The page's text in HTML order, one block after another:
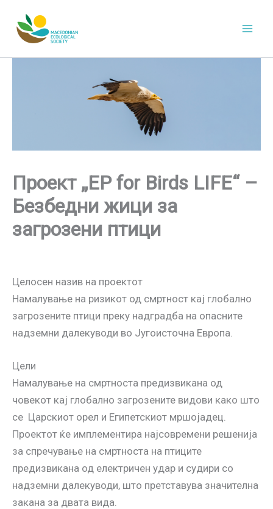
content
Проект „ЕP for Birds LIFE“ –
Безбедни жици за
загрозени птици
Целосен назив на проектот
Намалување на ризикот од смртност кај глобално
загрозените птици преку надградба на опасните
надземни далекуводи во Југоисточна Европа.
Цели
Намалување на смртноста предизвикана од
човекот кај глобално загрозените видови како што
се Царскиот орел и Египетскиот мршојадец.
Проектот ќе имплементира најсовремени решенија
за спречување на смртноста на птиците
предизвикана од електричен удар и судири со
надземни далекуводи, што претставува значителна
закана за двата вида.